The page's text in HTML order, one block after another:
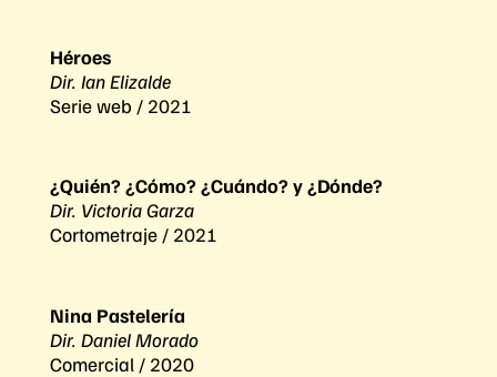
Héroes
Dir. Ian Elizalde
Serie web / 2021
¿Quién? ¿Cómo? ¿Cuándo? y ¿Dónde?
Dir. Victoria Garza
Cortometraje / 2021
Nina Pastelería
Dir. Daniel Morado
Comercial / 2020